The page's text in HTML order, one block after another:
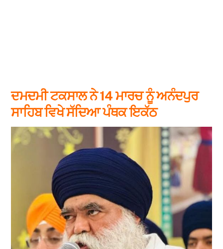
ਦਮਦਮੀ ਟਕਸਾਲ ਨੇ 14 ਮਾਰਚ ਨੂੰ ਅਨੰਦਪੁਰ
ਸਾਹਿਬ ਵਿਖੇ ਸੱਦਿਆ ਪੰਥਕ ਇਕੱਠ